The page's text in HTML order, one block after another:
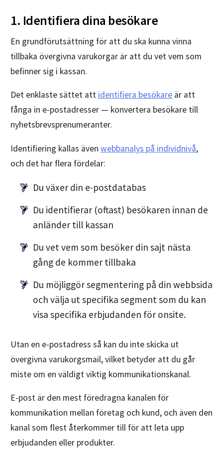
1. Identifiera dina besökare
En grundförutsättning för att du ska kunna vinna
tillbaka övergivna varukorgar är att du vet vem som
befinner sig i kassan.
Det enklaste sättet att identifiera besökare är att
fånga in e-postadresser — konvertera besökare till
nyhetsbrevsprenumeranter.
Identifiering kallas även webbanalys på individnivå,
och det har flera fördelar:
Du växer din e-postdatabas
Du identifierar (oftast) besökaren innan de
anländer till kassan
Du vet vem som besöker din sajt nästa
gång de kommer tillbaka
Du möjliggör segmentering på din webbsida
och välja ut specifika segment som du kan
visa specifika erbjudanden för onsite.
Utan en e-postadress så kan du inte skicka ut
övergivna varukorgsmail, vilket betyder att du går
miste om en väldigt viktig kommunikationskanal.
E-post är den mest föredragna kanalen för
kommunikation mellan företag och kund, och även den
kanal som flest återkommer till för att leta upp
erbjudanden eller produkter.